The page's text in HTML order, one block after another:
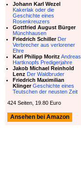
Johann Karl Wezel
Kakerlak oder die
Geschichte eines
Rosenkreuzers
Gottfried August Bürger
Münchhausen
Friedrich Schiller Der
Verbrecher aus verlorener
Ehre
Karl Philipp Moritz Andreas
Hartknopfs Predigerjahre
Jakob Michael Reinhold
Lenz Der Waldbruder
Friedrich Maximilian
Klinger Geschichte eines
Teutschen der neusten Zeit
424 Seiten, 19.80 Euro
Ansehen bei Amazon